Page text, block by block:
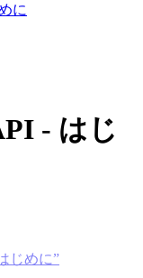
に
- はじ
じめに”